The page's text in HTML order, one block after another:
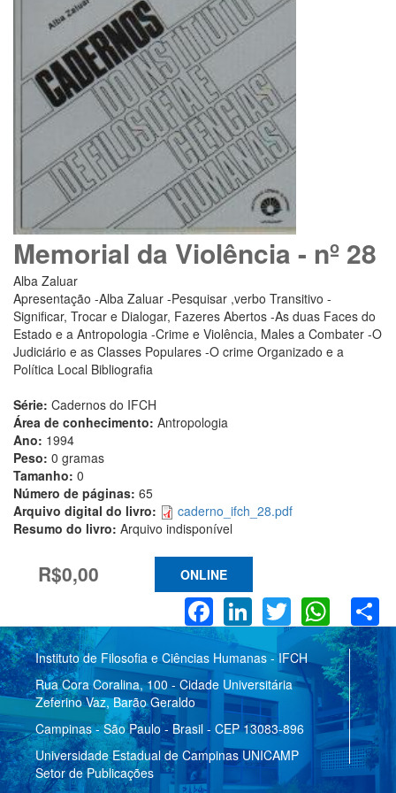
Memorial da Violência - nº 28
Alba Zaluar
Apresentação -Alba Zaluar -Pesquisar ,verbo Transitivo -
Significar, Trocar e Dialogar, Fazeres Abertos -As duas Faces do
Estado e a Antropologia -Crime e Violência, Males a Combater -O
Judiciário e as Classes Populares -O crime Organizado e a
Política Local Bibliografia
Série: Cadernos do IFCH
Área de conhecimento: Antropologia
Ano: 1994
Peso: 0 gramas
Tamanho: 0
Número de páginas: 65
Arquivo digital do livro:
caderno_ifch_28.pdf
Resumo do livro: Arquivo indisponível
R$0,00 ONLINE
Facebook
LinkedIn
Twitter
Instituto de Filosofia e Ciências Humanas - IFCH
Rua Cora Coralina, 100 - Cidade Universitária
Zeferino Vaz, Barão Geraldo
Campinas - São Paulo - Brasil - CEP 13083-896
Universidade Estadual de Campinas UNICAMP
Setor de Publicações